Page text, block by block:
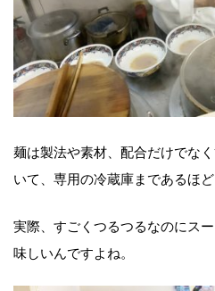
麺は製法や素材、配合だけでな
いて、専用の冷蔵庫まであるほど
実際、すごくつるつるなのにス
味しいんですよね。